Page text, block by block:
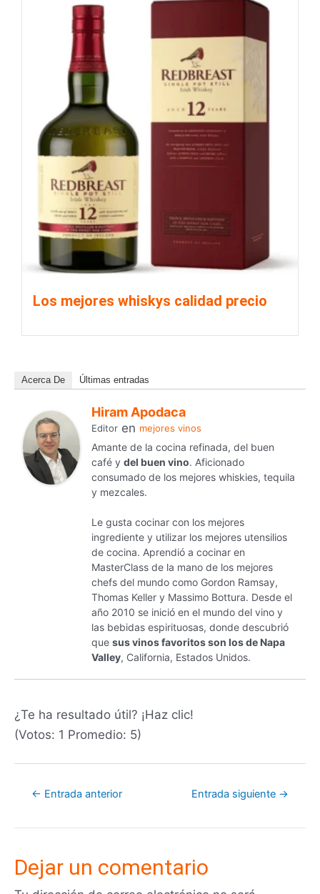
Los mejores whiskys calidad precio
Acerca De Últimas entradas
Hiram Apodaca
Editor en mejores vinos
Amante de la cocina refinada, del buen
café y del buen vino. Aficionado
consumado de los mejores whiskies, tequila
y mezcales.
Le gusta cocinar con los mejores
ingrediente y utilizar los mejores utensilios
de cocina. Aprendió a cocinar en
MasterClass de la mano de los mejores
chefs del mundo como Gordon Ramsay,
Thomas Keller y Massimo Bottura. Desde el
año 2010 se inició en el mundo del vino y
las bebidas espirituosas, donde descubrió
que sus vinos favoritos son los de Napa
Valley, California, Estados Unidos.
¿Te ha resultado útil? ¡Haz clic!
(Votos: 1 Promedio: 5)
← Entrada anterior Entrada siguiente →
Dejar un comentario